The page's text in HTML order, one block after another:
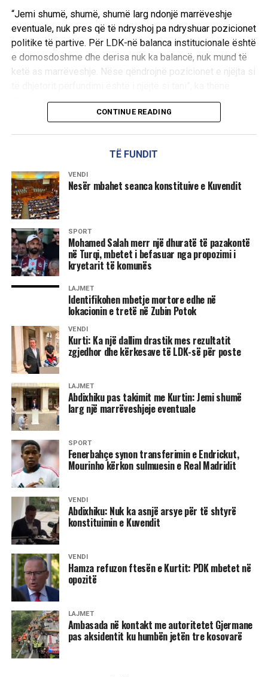
“Jemi shumë, shumë, shumë larg ndonjë marrëveshje
eventuale, nuk pres që të ndryshoj pa ndryshuar pozicionet
politike të partive. Për LDK-në balanca institucionale është
e domosdoshme dhe derisa nuk ka balancë, nuk mund të
ketë as marrëveshje. Nëse qëndrojnë pozicionet e njëjta si
Abdixhiku.
shkon drejt një rruge pa zgjidhje afatgjatë.
“Qëllimi i LDK ka qenë të gjendet zgjidhja, jo të merremi
kush kë po e mund, po e mashtron, po e vonon. Në këtë
pikë me keqardhje them se jemi në rrugë që nuk jep
Lideri i LDK-së bëri me dije se partia e tij ka kërkuar që ta
propozojë emrin për postin e presidentit.
“Është çështja e presidentit. LDK ka kërkuar që presidenti
të propozohet nga LDK, natyrisht që emrat të diskutohen
Oferta e dhjetorit që LDK të merr jo kryetarit e Kuvendit,
por zvkryeministrin dhe disa ministri nuk është e
mjaftueshme, nuk është e dinjitetshme as për të dhënë
tillë, nëse e doni LDK-në në qeverisje atëherë LDK duhet
të jetë e përfaqësuar”, deklaroi Abdixhiku. /Ekonomia
Online/
CONTINUE READING
TË FUNDIT
VENDI
Nesër mbahet seanca konstituive e Kuvendit
SPORT
Mohamed Salah merr një dhuratë të pazakontë
në Turqi, mbetet i befasuar nga propozimi i
kryetarit të komunës
LAJMET
Identifikohen mbetje mortore edhe në
lokacionin e tretë në Zubin Potok
VENDI
Kurti: Ka një dallim drastik mes rezultatit
zgjedhor dhe kërkesave të LDK-së për poste
LAJMET
Abdixhiku pas takimit me Kurtin: Jemi shumë
larg një marrëveshjeje eventuale
SPORT
Fenerbahçe synon transferimin e Endrickut,
Mourinho kërkon sulmuesin e Real Madridit
VENDI
Abdixhiku: Nuk ka asnjë arsye për të shtyrë
konstituimin e Kuvendit
VENDI
Hamza refuzon ftesën e Kurtit: PDK mbetet në
opozitë
LAJMET
Ambasada në kontakt me autoritetet Gjermane
pas aksidentit ku humbën jetën tre kosovarë